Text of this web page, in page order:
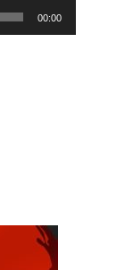
00:00